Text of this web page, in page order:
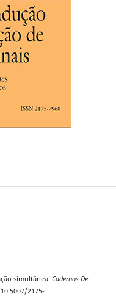
simultânea. Cadernos De
2175-